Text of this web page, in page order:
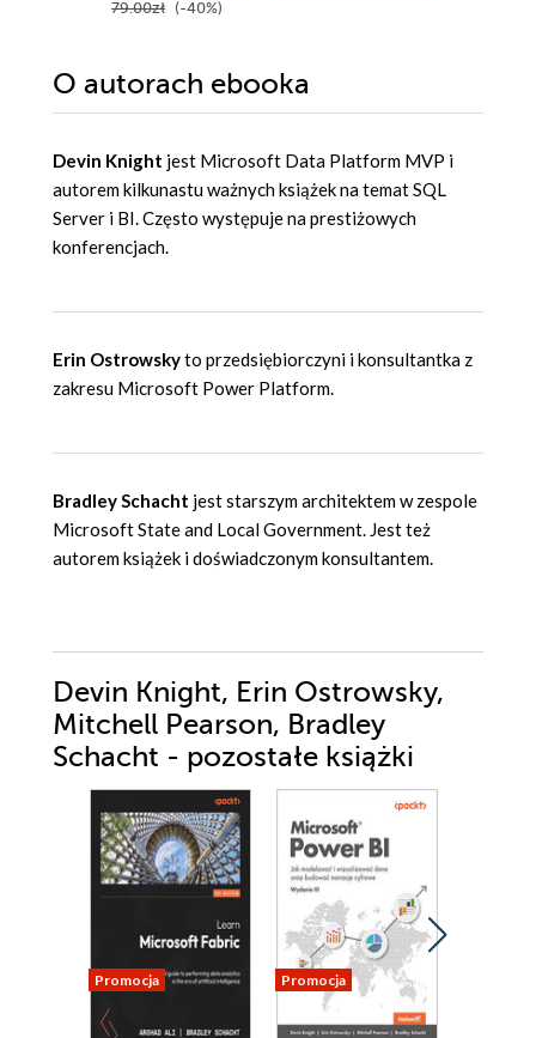
Wydanie IV
79.00zł (-40%)
O autorach ebooka
Devin Knight jest Microsoft Data Platform MVP i
autorem kilkunastu ważnych książek na temat SQL
Server i BI. Często występuje na prestiżowych
konferencjach.
Erin Ostrowskyto przedsiębiorczyni i konsultantka z
zakresu Microsoft Power Platform.
Bradley Schacht jest starszym architektem w zespole
Microsoft State and Local Government. Jest też
autorem książek i doświadczonym konsultantem.
Devin Knight, Erin Ostrowsky,
Mitchell Pearson, Bradley
Schacht - pozostałe książki
Promocja Promocja